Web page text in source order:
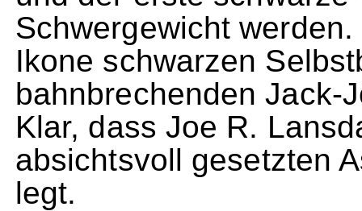
Schwergewicht
Ikone schwarzen
bahnbrechenden Jack-
Klar, dass Joe R.
absichtsvoll gesetzten
legt.